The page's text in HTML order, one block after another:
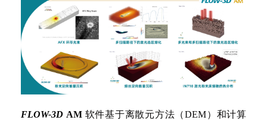
FLOW-3D AM软件基于离散元方法（DEM）和计算